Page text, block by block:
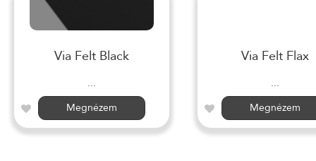
Via Felt Black
...
Megnézem
Via Felt Flax
...
Megnézem